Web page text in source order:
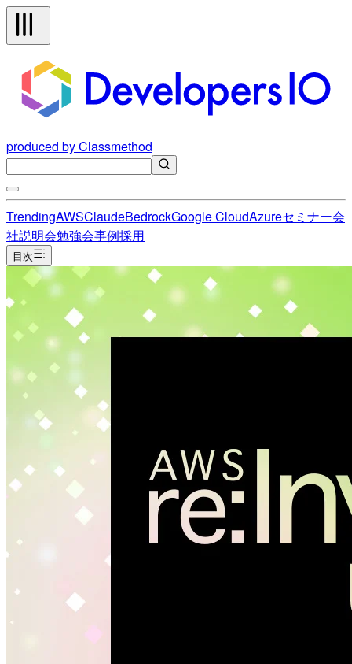
produced by Classmethod
TrendingAWSClaudeBedrockGoogle CloudAzureセミナー会
社説明会勉強会事例採用
目次